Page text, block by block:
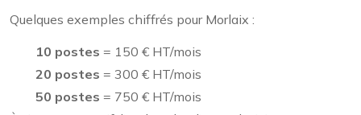
Quelques exemples chiffrés pour Morlaix :
10 postes = 150 € HT/mois
20 postes = 300 € HT/mois
50 postes = 750 € HT/mois